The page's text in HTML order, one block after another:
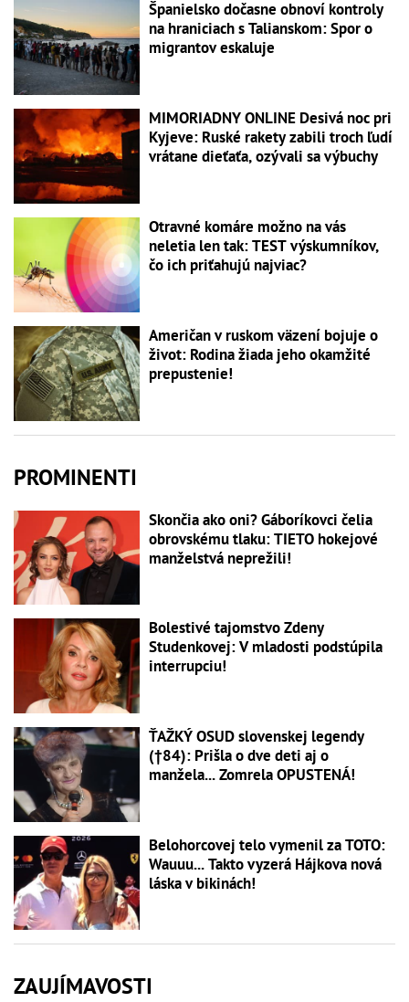
Španielsko dočasne obnoví kontroly
na hraniciach s Talianskom: Spor o
migrantov eskaluje
MIMORIADNY ONLINE Desivá noc pri
Kyjeve: Ruské rakety zabili troch ľudí
vrátane dieťaťa, ozývali sa výbuchy
Otravné komáre možno na vás
neletia len tak: TEST výskumníkov,
čo ich priťahujú najviac?
Američan v ruskom väzení bojuje o
život: Rodina žiada jeho okamžité
prepustenie!
PROMINENTI
Skončia ako oni? Gáboríkovci čelia
obrovskému tlaku: TIETO hokejové
manželstvá neprežili!
Bolestivé tajomstvo Zdeny
Studenkovej: V mladosti podstúpila
interrupciu!
ŤAŽKÝ OSUD slovenskej legendy
(†84): Prišla o dve deti aj o
manžela... Zomrela OPUSTENÁ!
Belohorcovej telo vymenil za TOTO:
Wauuu... Takto vyzerá Hájkova nová
láska v bikinách!
ZAUJÍMAVOSTI